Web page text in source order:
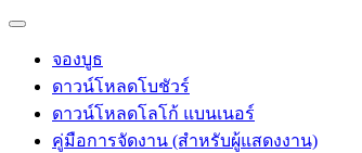
จองบูธ
ดาวน์โหลดโบชัวร์
ดาวน์โหลดโลโก้ แบนเนอร์
คู่มือการจัดงาน (สำหรับผู้แสดงงาน)